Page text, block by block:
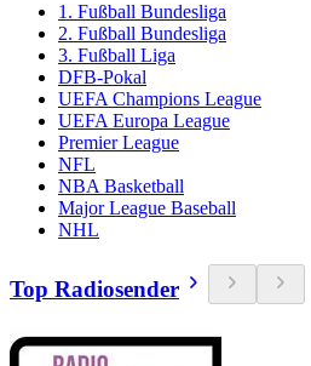
1. Fußball Bundesliga
2. Fußball Bundesliga
3. Fußball Liga
DFB-Pokal
UEFA Champions League
UEFA Europa League
Premier League
NFL
NBA Basketball
Major League Baseball
NHL
Top Radiosender